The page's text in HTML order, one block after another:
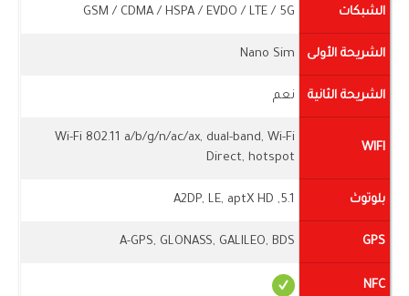
الشبكات GSM / CDMA / HSPA / EVDO / LTE / 5G
الشريحة الأولى Nano Sim
الشريحة الثانية نعم
WIFI
Wi-Fi 802.11 a/b/g/n/ac/ax, dual-band, Wi-Fi
Direct, hotspot
بلوتوث 5.1, A2DP, LE, aptX HD
GPS
A-GPS, GLONASS, GALILEO, BDS
NFC